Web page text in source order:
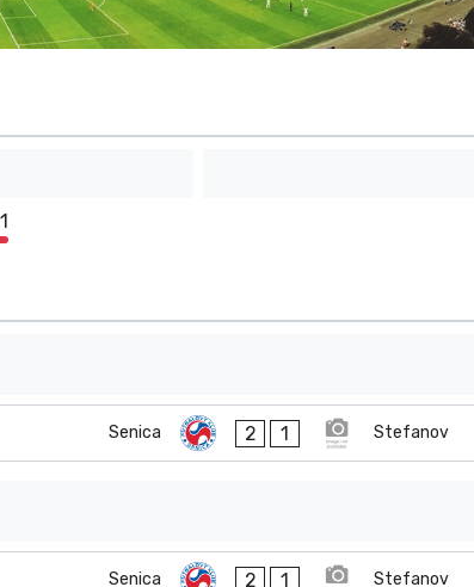
1
Senica 2 1 Stefanov
Senica 2 1 Stefanov